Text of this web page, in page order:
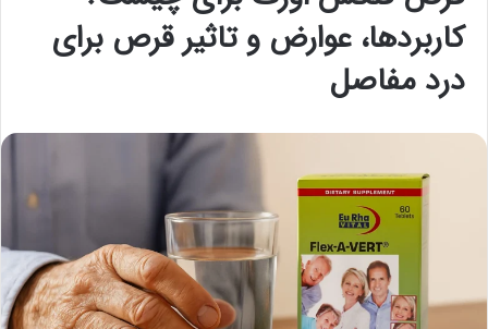
کاربردها، عوارض و تاثیر قرص برای
درد مفاصل